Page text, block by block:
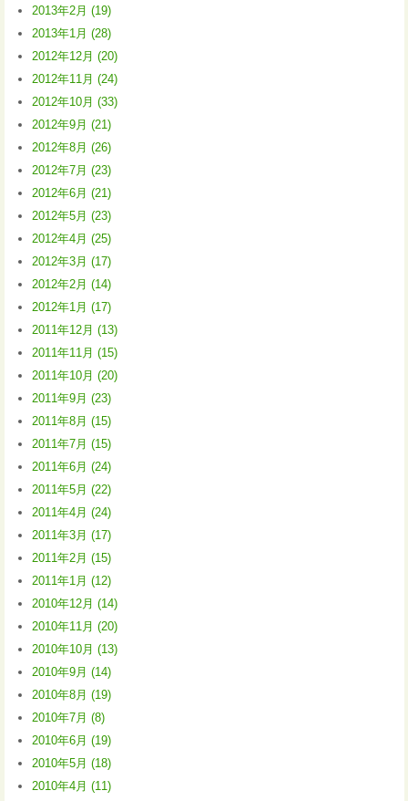
2013年2月 (19)
2013年1月 (28)
2012年12月 (20)
2012年11月 (24)
2012年10月 (33)
2012年9月 (21)
2012年8月 (26)
2012年7月 (23)
2012年6月 (21)
2012年5月 (23)
2012年4月 (25)
2012年3月 (17)
2012年2月 (14)
2012年1月 (17)
2011年12月 (13)
2011年11月 (15)
2011年10月 (20)
2011年9月 (23)
2011年8月 (15)
2011年7月 (15)
2011年6月 (24)
2011年5月 (22)
2011年4月 (24)
2011年3月 (17)
2011年2月 (15)
2011年1月 (12)
2010年12月 (14)
2010年11月 (20)
2010年10月 (13)
2010年9月 (14)
2010年8月 (19)
2010年7月 (8)
2010年6月 (19)
2010年5月 (18)
2010年4月 (11)